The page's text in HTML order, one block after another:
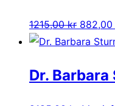
1215,00kr Det
var:
882,00
Dr.